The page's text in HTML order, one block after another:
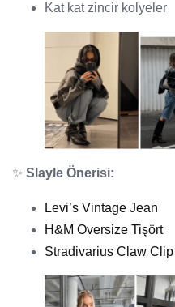
Kat kat zincir kolyeler
✨ Slayle Önerisi:
Levi’s Vintage Jean
H&M Oversize Tişört
Stradivarius Claw Clip